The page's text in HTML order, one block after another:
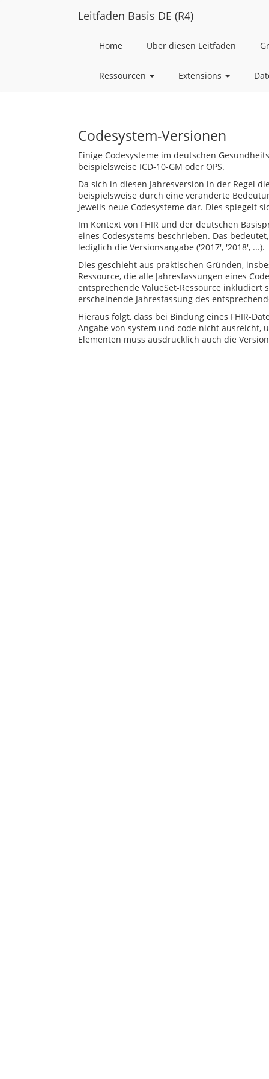
Leitfaden Basis DE (R4)
Home Über diesen Leitfaden
Ressourcen Extensions
Codesystem-Versionen
Einige Codesysteme im deutschen
beispielsweise ICD-10-GM oder OPS.
Da sich in diesen Jahresversion in der Regel
beispielsweise durch eine veränderte
jeweils neue Codesysteme dar. Dies spiegelt
Im Kontext von FHIR und der deutschen
eines Codesystems beschrieben. Das
lediglich die Versionsangabe ('2017', '2018', ...).
Dies geschieht aus praktischen Gründen,
Ressource, die alle Jahresfassungen eines
entsprechende ValueSet-Ressource
erscheinende Jahresfassung des
Hieraus folgt, dass bei Bindung eines FHIR-
Angabe von system und code nicht ausreicht,
Elementen muss ausdrücklich auch die